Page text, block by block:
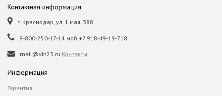
Контактная информация
г. Краснодар, ул. 1 мая, 388
8-800-250-17-14 моб.+7 918-49-19-718
mail@vin23.ru Контакты
Информация
Гарантия